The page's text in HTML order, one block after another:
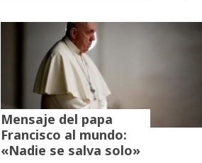
Mensaje del papa
Francisco al mundo:
«Nadie se salva solo»